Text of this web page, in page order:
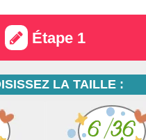
Étape 1
LA TAILLE :